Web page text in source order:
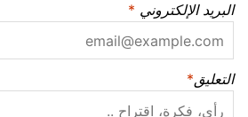
البريد الإلكتروني *
التعليق*